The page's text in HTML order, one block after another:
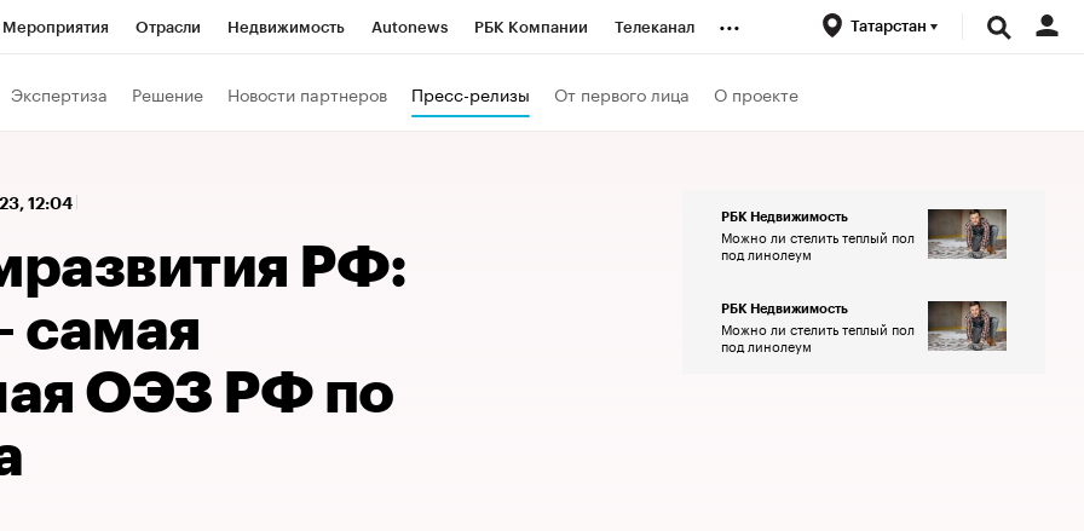
Мероприятия Отрасли Недвижимость Autonews РБК Компании Телеканал
Технологии и медиа
... Татарстан
Экспертиза Решение Новости партнеров Пресс-релизы От первого лица О проекте
12:04
РФ:
самая
ОЭЗ РФ по
РБК Недвижимость
Можно ли стелить теплый пол
под линолеум
РБК Недвижимость
Можно ли стелить теплый пол
под линолеум